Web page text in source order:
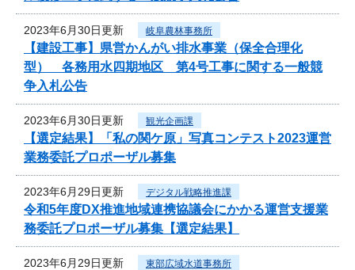
2023年6月30日更新 岐阜農林事務所
【建設工事】県営かんがい排水事業（保全合理化
型） 各務用水四期地区 第4号工事に関する一般競
争入札公告
2023年6月30日更新 観光企画課
【選定結果】「私の関ケ原」写真コンテスト2023運営
業務委託プロポーザル募集
2023年6月29日更新 デジタル戦略推進課
令和5年度DX推進地域連携協議会にかかる運営支援業
務委託プロポーザル募集【選定結果】
2023年6月29日更新 東部広域水道事務所